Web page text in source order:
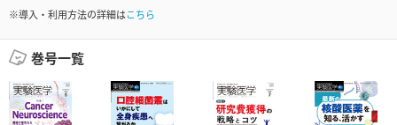
※導入・利用方法の詳細はこちら
巻号一覧